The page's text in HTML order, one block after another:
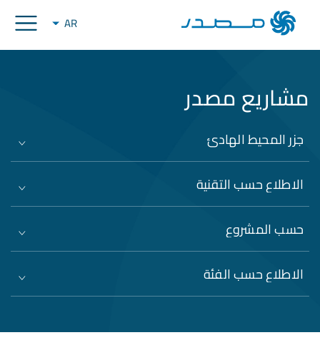
AR
مشاريع مصدر
جزر المحيط الهادئ
الاطلاع حسب التقنية
حسب المشروع
الاطلاع حسب الفئة